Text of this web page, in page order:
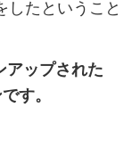
したということ
アップされた
す。